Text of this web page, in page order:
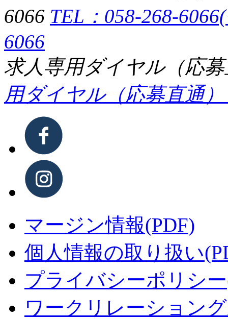
6066 TEL：058-268-
6066
求⼈専⽤ダイヤル（応
⽤ダイヤル（応募直通）
マージン情報(PDF)
個⼈情報の取り扱い
プライバシーポリシ
ワークリレーション